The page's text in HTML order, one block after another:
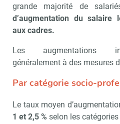
grande majorité de
d’augmentation du salaire
aux cadres.
Les augmentations
généralement à des mesures
Par catégorie socio-
Le taux moyen
1 et 2,5 % selon les